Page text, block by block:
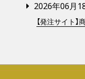
2026年06月
【発注サイト